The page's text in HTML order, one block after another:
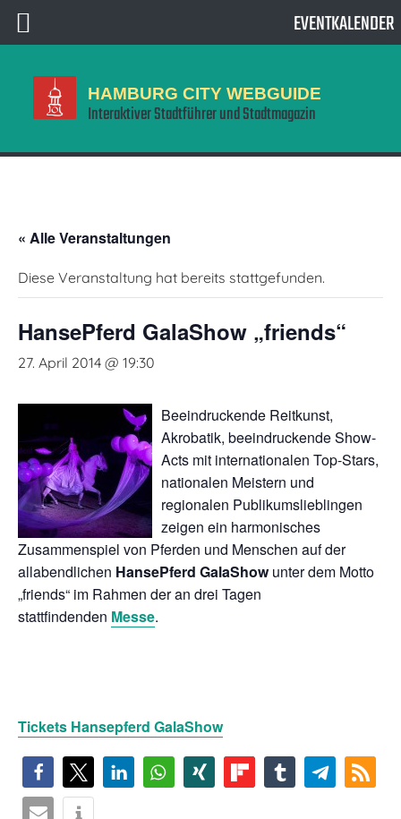
HAMBURG CITY WEBGUIDE
Interaktiver Stadtführer und Stadtmagazin
« Alle Veranstaltungen
Diese Veranstaltung hat bereits stattgefunden.
HansePferd GalaShow „friends“
27. April 2014 @ 19:30
Beeindruckende Reitkunst,
Akrobatik, beeindruckende Show-
Acts mit internationalen Top-Stars,
nationalen Meistern und
regionalen Publikumslieblingen
zeigen ein harmonisches
Zusammenspiel von Pferden und Menschen auf der
allabendlichen HansePferd GalaShowunter dem Motto
„friends“ im Rahmen der an drei Tagen
stattfindenden Messe.
Tickets Hansepferd GalaShow
EVENTKALENDER